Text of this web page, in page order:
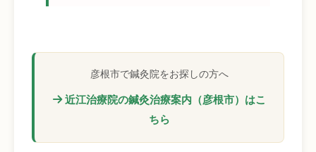
彦根市で鍼灸院をお探しの方へ
近江治療院の鍼灸治療案内（彦根市）はこ
ちら